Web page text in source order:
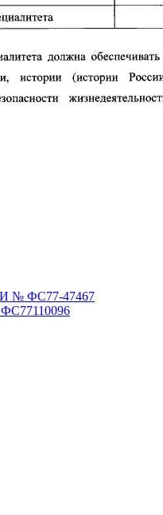
№ ФС77-47467